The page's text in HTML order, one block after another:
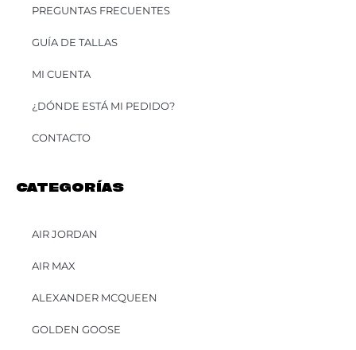
PREGUNTAS FRECUENTES
GUÍA DE TALLAS
MI CUENTA
¿DÓNDE ESTÁ MI PEDIDO?
CONTACTO
CATEGORÍAS
AIR JORDAN
AIR MAX
ALEXANDER MCQUEEN
GOLDEN GOOSE